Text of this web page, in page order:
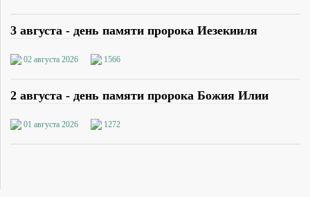
3 августа - день памяти пророка Иезекииля
02 августа 2026 1566
2 августа - день памяти пророка Божия Илии
01 августа 2026 1272